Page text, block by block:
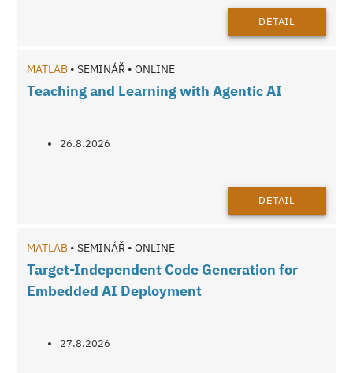
DETAIL
MATLAB • SEMINÁŘ • ONLINE
Teaching and Learning with Agentic AI
26.8.2026
DETAIL
MATLAB • SEMINÁŘ • ONLINE
Target-Independent Code Generation for
Embedded AI Deployment
27.8.2026